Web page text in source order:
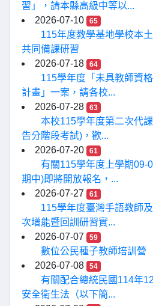
習」，請本縣高級中等以...
2026-07-10
65
115年度教學基地學校本
共同備課研習
2026-07-18
64
115學年度「未具教師資
計畫」一案，請各校...
2026-07-28
63
本校115學年度第二次代
告分階段考試)，歡...
2026-07-20
61
有關115學年度上學期09-
期中)即將開放報名，...
2026-07-27
61
115學年度臺灣手語教師
次增能暨回訓研習實...
2026-07-07
59
數位公民種子教師培訓營
2026-07-08
54
有關配合總統民國114年
安全衛生法（以下簡...